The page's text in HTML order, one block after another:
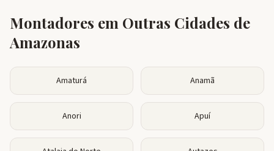
Montadores em Outras Cidades de
Amazonas
Amaturá Anamã
Anori Apuí